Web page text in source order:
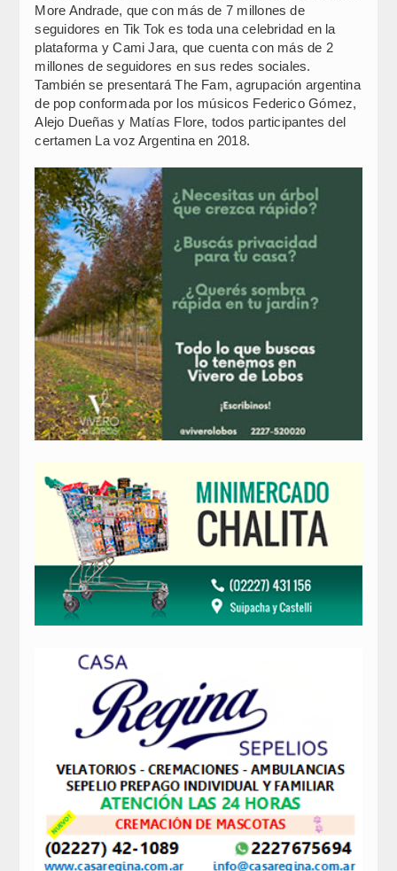
More Andrade, que con más de 7 millones de
seguidores en Tik Tok es toda una celebridad en la
plataforma y Cami Jara, que cuenta con más de 2
millones de seguidores en sus redes sociales.
También se presentará The Fam, agrupación argentina
de pop conformada por los músicos Federico Gómez,
Alejo Dueñas y Matías Flore, todos participantes del
certamen La voz Argentina en 2018.